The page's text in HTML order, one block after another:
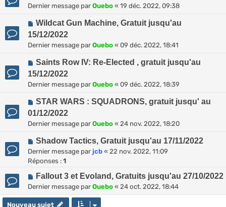
Dernier message par Ouebo « 19 déc. 2022, 09:38
Wildcat Gun Machine, Gratuit jusqu'au
15/12/2022
Dernier message par Ouebo « 09 déc. 2022, 18:41
Saints Row IV: Re-Elected , gratuit jusqu'au
15/12/2022
Dernier message par Ouebo « 09 déc. 2022, 18:39
STAR WARS : SQUADRONS, gratuit jusqu' au
01/12/2022
Dernier message par Ouebo « 24 nov. 2022, 18:20
Shadow Tactics, Gratuit jusqu'au 17/11/2022
Dernier message par jcb « 22 nov. 2022, 11:09
Réponses : 1
Fallout 3 et Evoland, Gratuits jusqu'au 27/10/2022
Dernier message par Ouebo « 24 oct. 2022, 18:44
Nouveau sujet